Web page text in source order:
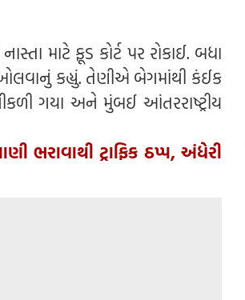
માટે ફૂડ કોર્ટ પર રોકાઈ. બધા
કહ્યું. તેણીએ બેગમાંથી કંઈક
ગયા અને મુંબઈ આંતરરાષ્ટ્રીય
ભરાવાથી ટ્રાફિક ઠપ્પ, અંધેરી